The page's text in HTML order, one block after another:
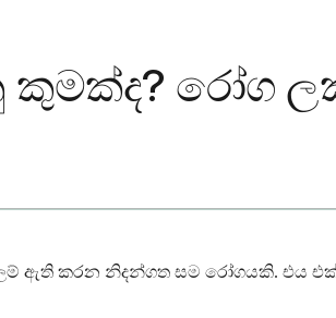
රෝග
ඇති කරන නිදන්ගත සම රෝගයකි. එය